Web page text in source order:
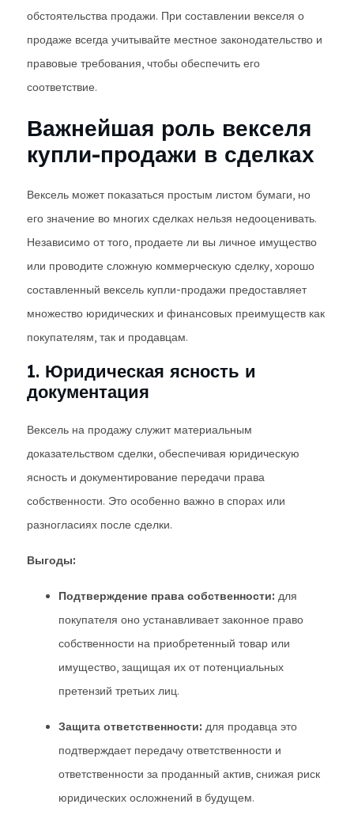
обстоятельства продажи. При составлении векселя о
продаже всегда учитывайте местное законодательство и
правовые требования, чтобы обеспечить его
соответствие.
Важнейшая роль векселя
купли-продажи в сделках
Вексель может показаться простым листом бумаги, но
его значение во многих сделках нельзя недооценивать.
Независимо от того, продаете ли вы личное имущество
или проводите сложную коммерческую сделку, хорошо
составленный вексель купли-продажи предоставляет
множество юридических и финансовых преимуществ как
покупателям, так и продавцам.
1. Юридическая ясность и
документация
Вексель на продажу служит материальным
доказательством сделки, обеспечивая юридическую
ясность и документирование передачи права
собственности. Это особенно важно в спорах или
разногласиях после сделки.
Выгоды:
Подтверждение права собственности: для
покупателя оно устанавливает законное право
собственности на приобретенный товар или
имущество, защищая их от потенциальных
претензий третьих лиц.
Защита ответственности: для продавца это
подтверждает передачу ответственности и
ответственности за проданный актив, снижая риск
юридических осложнений в будущем.